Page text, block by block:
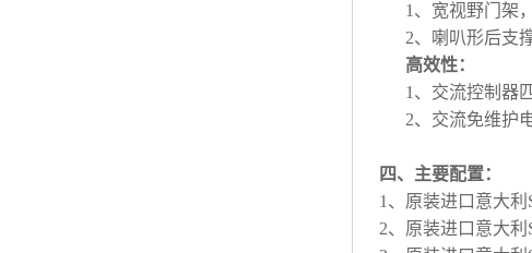
1、宽视野门架
2、喇叭形后支
高效性：
1、交流控制器
2、交流免维护
四、主要配置：
1、原装进口意大利
2、原装进口意大